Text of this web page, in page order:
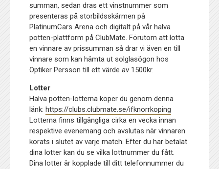
summan, sedan dras ett vinstnummer som
presenteras på storbildsskärmen på
PlatinumCars Arena och digitalt på vår halva
potten-plattform på ClubMate. Förutom att lotta
en vinnare av prissumman så drar vi även en till
vinnare som kan hämta ut solglasögon hos
Optiker Persson till ett värde av 1500kr.
Lotter
Halva potten-lotterna köper du genom denna
länk:https://clubs.clubmate.se/ifknorrkoping
Lotterna finns tillgängliga cirka en vecka innan
respektive evenemang och avslutas när vinnaren
korats i slutet av varje match. Efter du har betalat
dina lotter kan du se vilka lottnummer du fått.
Dina lotter är kopplade till ditt telefonnummer du